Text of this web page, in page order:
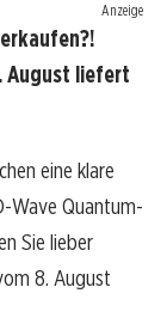
Anzeige
August liefert
eine klare
Wave Quantum-
Sie lieber
8. August